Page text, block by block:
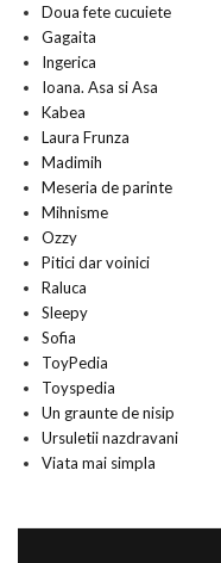
Doua fete cucuiete
Gagaita
Ingerica
Ioana. Asa si Asa
Kabea
Laura Frunza
Madimih
Meseria de parinte
Mihnisme
Ozzy
Pitici dar voinici
Raluca
Sleepy
Sofia
ToyPedia
Toyspedia
Un graunte de nisip
Ursuletii nazdravani
Viata mai simpla